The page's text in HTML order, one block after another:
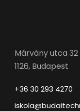
Márvány utca 32
1126, Budapest
+36 30 293 4270